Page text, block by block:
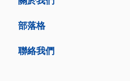
部落格
聯絡我們